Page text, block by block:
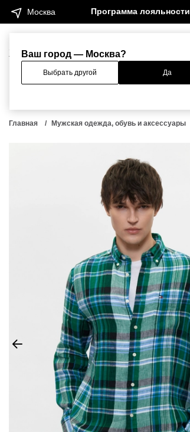
Ваш город — Москва?
Выбрать другой Да
Москва Программа лояльности
Женщинам Мужчинам
Главная Мужская одежда, обувь и аксессуары